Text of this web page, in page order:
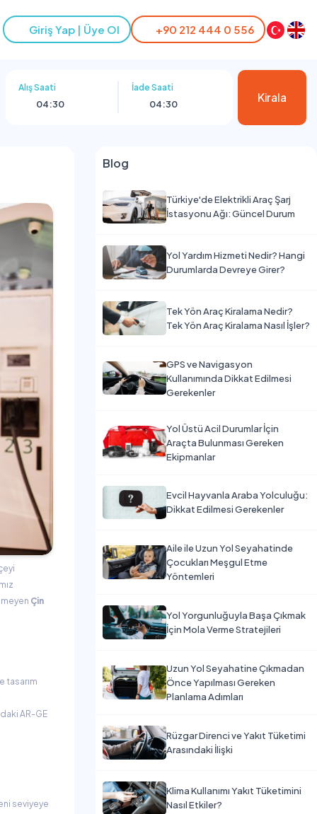
Giriş Yap | Üye Ol +90 212 444 0 556
Alış Saati
04:30
İade Saati
04:30 Kirala
Çin
tasarım
AR-GE
seviyeye
Blog
Türkiye'de Elektrikli Araç Şarj
İstasyonu Ağı: Güncel Durum
Yol Yardım Hizmeti Nedir? Hangi
Durumlarda Devreye Girer?
Tek Yön Araç Kiralama Nedir?
Tek Yön Araç Kiralama Nasıl İşler?
GPS ve Navigasyon
Kullanımında Dikkat Edilmesi
Gerekenler
Yol Üstü Acil Durumlar İçin
Araçta Bulunması Gereken
Ekipmanlar
Evcil Hayvanla Araba Yolculuğu:
Dikkat Edilmesi Gerekenler
Aile ile Uzun Yol Seyahatinde
Çocukları Meşgul Etme
Yöntemleri
Yol Yorgunluğuyla Başa Çıkmak
İçin Mola Verme Stratejileri
Uzun Yol Seyahatine Çıkmadan
Önce Yapılması Gereken
Planlama Adımları
Rüzgar Direnci ve Yakıt Tüketimi
Arasındaki İlişki
Klima Kullanımı Yakıt Tüketimini
Nasıl Etkiler?